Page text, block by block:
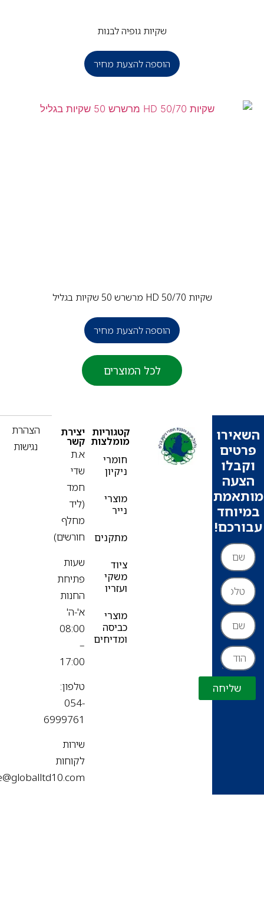
שקיות גופיה לבנות
הוספה להצעת מחיר
שקיות 50/70 HD מרשרש 50 שקיות בגליל
הוספה להצעת מחיר
לכל המוצרים
שליחה
קטגוריות
מומלצות
חומרי
מוצרי
מתקנים
משקי
מוצרי
כביסה
ומדיחים
יצירת
קשר
א.ת
שדי
(ליד
מחלף
חורשים)
פתיחת
החנות
א'-ה'
08:00
–
17:00
טלפון:
6999761
לקוחות
office@globalltd10.com
הצהרת
נגישות